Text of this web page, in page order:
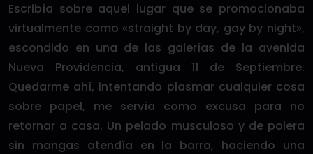
Escribía sobre aquel lugar que se promocionaba
virtualmente como «straight by day, gay by night»,
escondido en una de las galerías de la avenida
Nueva Providencia, antigua 11 de Septiembre.
Quedarme ahí, intentando plasmar cualquier cosa
sobre papel, me servía como excusa para no
retornar a casa. Un pelado musculoso y de polera
sin mangas atendía en la barra, haciendo una